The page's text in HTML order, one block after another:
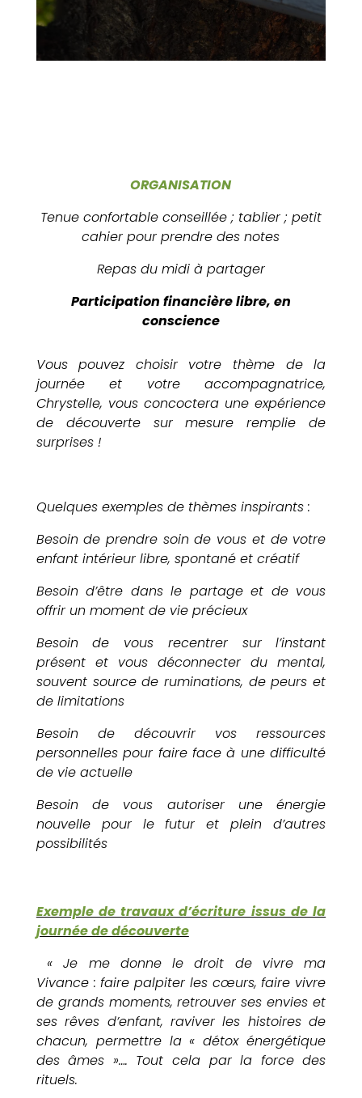
ORGANISATION
Tenue confortable conseillée ; tablier ; petit
cahier pour prendre des notes
Repas du midi à partager
Participation financière libre, en
conscience
Vous pouvez choisir votre thème de la
journée et votre accompagnatrice,
Chrystelle, vous concoctera une expérience
de découverte sur mesure remplie de
surprises !
Quelques exemples de thèmes inspirants :
Besoin de prendre soin de vous et de votre
enfant intérieur libre, spontané et créatif
Besoin d’être dans le partage et de vous
offrir un moment de vie précieux
Besoin de vous recentrer sur l’instant
présent et vous déconnecter du mental,
souvent source de ruminations, de peurs et
de limitations
Besoin de découvrir vos ressources
personnelles pour faire face à une difficulté
de vie actuelle
Besoin de vous autoriser une énergie
nouvelle pour le futur et plein d’autres
possibilités
Exemple de travaux d’écriture issus de la
journée de découverte
« Je me donne le droit de vivre ma
Vivance : faire palpiter les cœurs, faire vivre
de grands moments, retrouver ses envies et
ses rêves d’enfant, raviver les histoires de
chacun, permettre la « détox énergétique
des âmes »…. Tout cela par la force des
rituels.